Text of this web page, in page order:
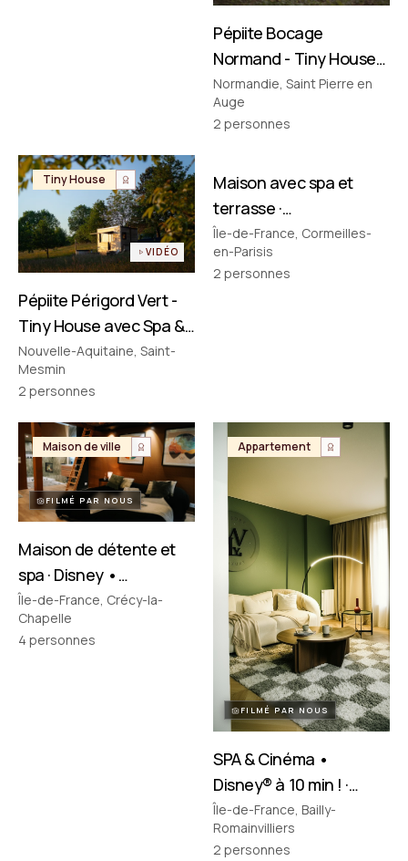
Pépiite Bocage
Normand - Tiny House
avec Spa & Baignoire
Vintage en Normandie
Normandie, Saint Pierre en
Auge
2 personnes
Tiny House
VIDÉO
Pépiite Périgord Vert -
Tiny House avec Spa &
Bain Nordique en
Dordogne
Nouvelle-Aquitaine, Saint-
Mesmin
2 personnes
Maison de ville
Maison avec spa et
terrasse ·
Cormeilles‑en‑Parisis
Île-de-France, Cormeilles-
en-Parisis
2 personnes
Maison de ville
FILMÉ PAR NOUS
Maison de détente et
spa · Disney •
Crécy‑la‑Chapelle
Île-de-France, Crécy-la-
Chapelle
4 personnes
Appartement
FILMÉ PAR NOUS
SPA & Cinéma •
Disney® à 10 min ! ·
Bailly-Romainvilliers
Île-de-France, Bailly-
Romainvilliers
2 personnes